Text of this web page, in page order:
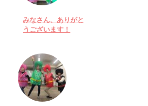
みなさん、ありがと
うございます！